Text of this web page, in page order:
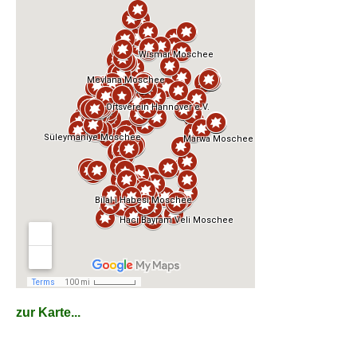
zur Karte...